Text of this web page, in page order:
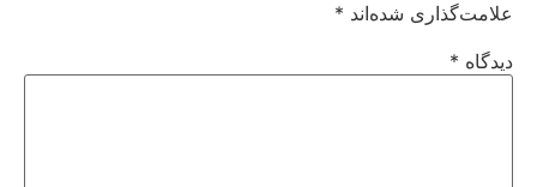
علامت‌گذاری شده‌اند *
دیدگاه *